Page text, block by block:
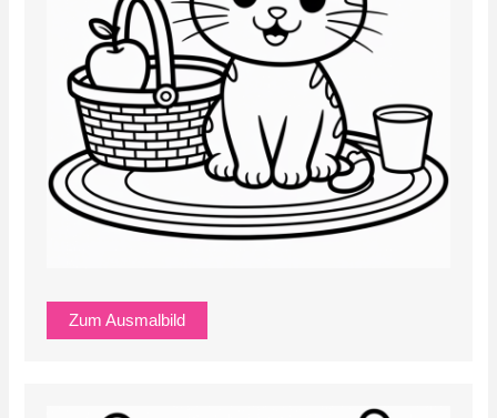
Zum Ausmalbild